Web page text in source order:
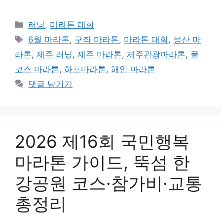
카
테
리
러닝, 마라톤 대회
태
그
6월 마라톤, 구좌 마라톤, 마라톤 대회 , 성산 마
라톤, 제주 러닝, 제주 마라톤, 제주관광마라톤, 풀
코스 마라톤, 하프마라톤, 해안 마라톤
댓글 남기기
2026 제16회 국민행복
마라톤 가이드, 뚝섬 한
강공원 코스·참가비·교통
총정리